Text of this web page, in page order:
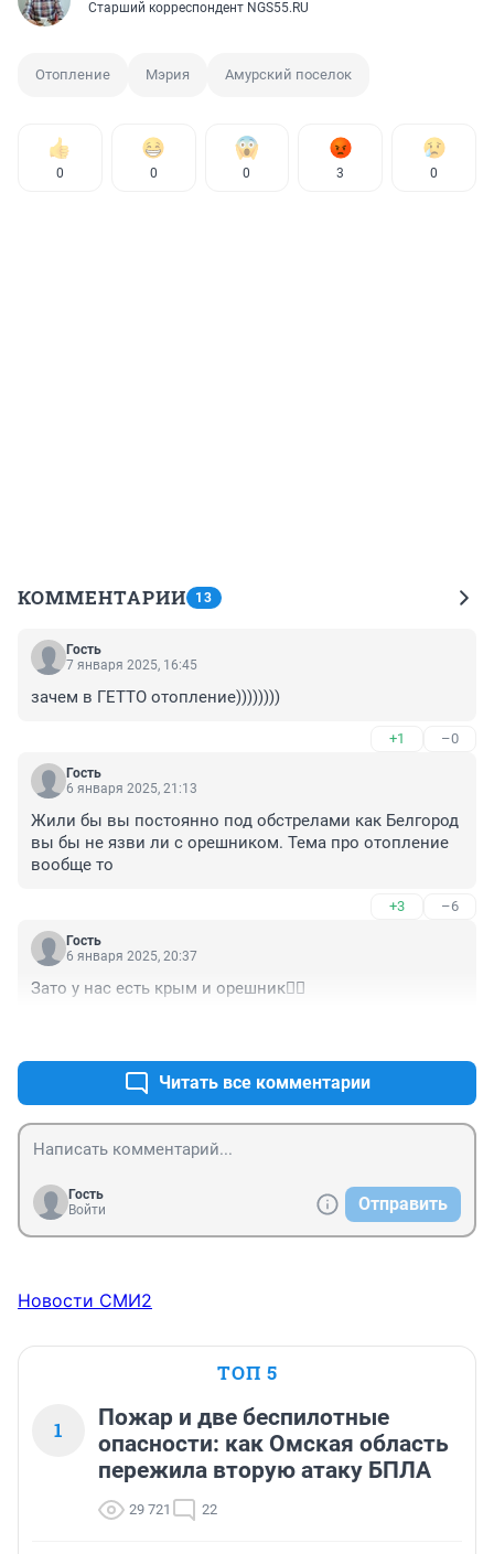
Старший корреспондент NGS55.RU
Отопление Мэрия Амурский поселок
0 0 0 3 0
КОММЕНТАРИИ 13
Гость
7 января 2025, 16:45
зачем в ГЕТТО отопление))))))))
+1 –0
Гость
6 января 2025, 21:13
Жили бы вы постоянно под обстрелами как Белгород
вы бы не язви ли с орешником. Тема про отопление
вообще то
+3 –6
Гость
6 января 2025, 20:37
Зато у нас есть крым и орешник🤦‍♀️
Читать все комментарии
Гость
Войти
Отправить
Новости СМИ2
ТОП 5
1
Пожар и две беспилотные
опасности: как Омская область
пережила вторую атаку БПЛА
29 721 22